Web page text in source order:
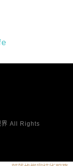
界 All Rights